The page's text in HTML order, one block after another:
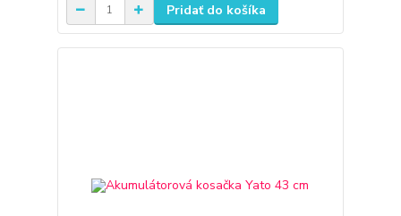
Pridať do košíka